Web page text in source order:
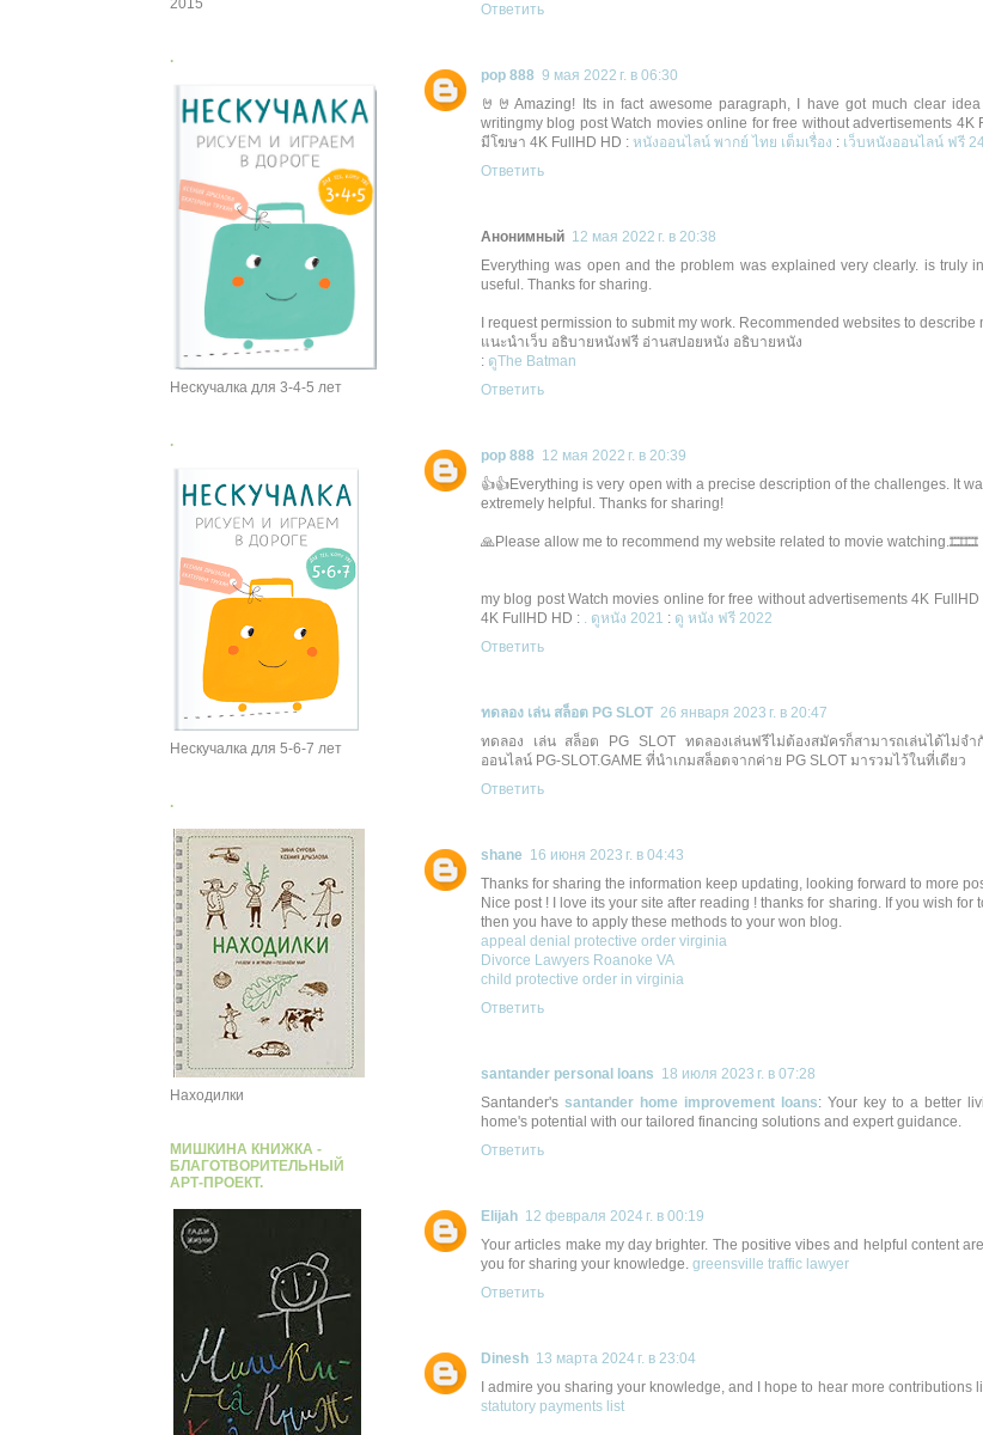
Ответить
pop 888 9 мая 2022 г. в 06:30
🤘🤘Amazing! Its in fact awesome paragraph, I have got much clear
writingmy blog post Watch movies online for free without advertisements
มีโฆษา 4K FullHD HD : หนังออนไลน์ พากย์ ไทย เต็มเรื่อง : เว็บหนังออนไลน์ ฟรี
Ответить
Анонимный 12 мая 2022 г. в 20:38
Everything was open and the problem was explained very clearly. is truly
useful. Thanks for sharing.
I request permission to submit my work. Recommended websites to describe
แนะนำเว็บ อธิบายหนังฟรี อ่านสปอยหนัง อธิบายหนัง
: ดูThe Batman
Ответить
pop 888 12 мая 2022 г. в 20:39
👍👍Everything is very open with a precise description of the challenges. It
extremely helpful. Thanks for sharing!
🙏Please allow me to recommend my website related to movie watching.🎞🎞
my blog post Watch movies online for free without advertisements 4K
4K FullHD HD :
. ดูหนัง 2021 : ดู หนัง ฟรี 2022
Ответить
ทดลอง เล่น สล็อต PG SLOT 26 января 2023 г. в 20:47
ทดลอง เล่น สล็อต PG SLOT ทดลองเล่นฟรีไม่ต้องสมัครก็สามารถเล่นได้ไม่จำ
ออนไลน์ PG-SLOT.GAME ที่นำเกมสล็อตจากค่าย PG SLOT มารวมไว้ในที่เดียว
Ответить
shane 16 июня 2023 г. в 04:43
Thanks for sharing the information keep updating, looking forward to more
Nice post ! I love its your site after reading ! thanks for sharing. If you wish for
then you have to apply these methods to your won blog.
appeal denial protective order virginia
Divorce Lawyers Roanoke VA
child protective order in virginia
Ответить
santander personal loans 18 июля 2023 г. в 07:28
Santander's santander home improvement loans: Your key to a better
home's potential with our tailored financing solutions and expert guidance.
Ответить
Elijah 12 февраля 2024 г. в 00:19
Your articles make my day brighter. The positive vibes and helpful content
you for sharing your knowledge. greensville traffic lawyer
Ответить
Dinesh 13 марта 2024 г. в 23:04
I admire you sharing your knowledge, and I hope to hear more contributions
statutory payments list
2015
.
Нескучалка для 3-4-5 лет
.
Нескучалка для 5-6-7 лет
.
Находилки
МИШКИНА КНИЖКА -
БЛАГОТВОРИТЕЛЬНЫЙ
АРТ-ПРОЕКТ.